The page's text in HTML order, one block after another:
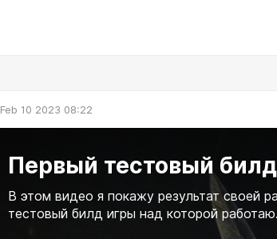
Feb 10 2023 08:22
Первый тестовый
В этом видео я покажу результат своей
тестовый билд игры над которой работаю.